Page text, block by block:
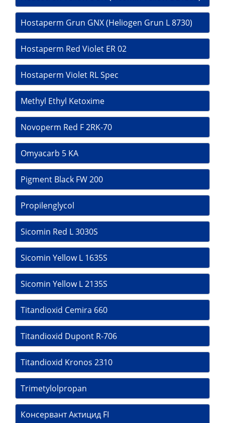
Hostaperm Grun GNX (Heliogen Grun L 8730)
Hostaperm Red Violet ER 02
Hostaperm Violet RL Spec
Methyl Ethyl Ketoxime
Novoperm Red F 2RK-70
Omyacarb 5 KA
Pigment Black FW 200
Propilenglycol
Sicomin Red L 3030S
Sicomin Yellow L 1635S
Sicomin Yellow L 2135S
Titandioxid Cemira 660
Titandioxid Dupont R-706
Titandioxid Kronos 2310
Trimetylolpropan
Консервант Актицид FI